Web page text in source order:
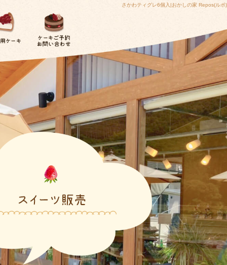
さかわティグレ6個入|おかしの家 Repos(ルポ)